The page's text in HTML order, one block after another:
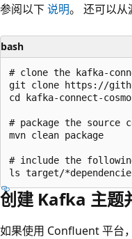
参阅以下说明。 还可以从
bash
# clone the kafka-
git clone https://
cd kafka-connect-
# package the source
mvn clean package
# include the
创建 Kafka 主题
如果使用 Confluent 平台